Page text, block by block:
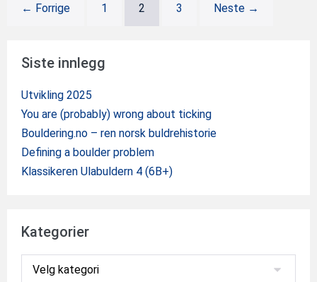
← Forrige 1 2 3 Neste →
Siste innlegg
Utvikling 2025
You are (probably) wrong about ticking
Bouldering.no – ren norsk buldrehistorie
Defining a boulder problem
Klassikeren Ulabuldern 4 (6B+)
Kategorier
Kategorier